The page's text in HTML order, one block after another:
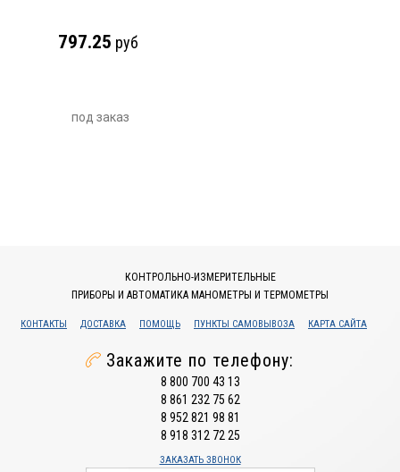
797.25 руб
под заказ
КОНТРОЛЬНО-ИЗМЕРИТЕЛЬНЫЕ
ПРИБОРЫ И АВТОМАТИКА МАНОМЕТРЫ И ТЕРМОМЕТРЫ
КОНТАКТЫ ДОСТАВКА ПОМОЩЬ ПУНКТЫ САМОВЫВОЗА КАРТА САЙТА
Закажите по телефону:
8 800 700 43 13
8 861 232 75 62
8 952 821 98 81
8 918 312 72 25
ЗАКАЗАТЬ ЗВОНОК